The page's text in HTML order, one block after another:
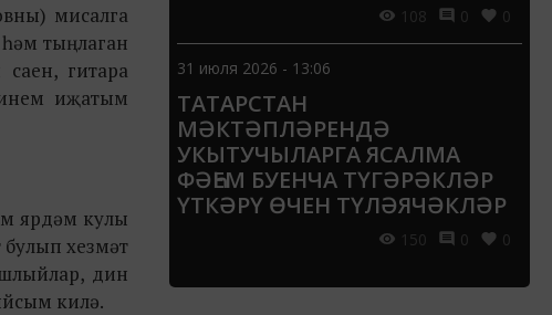
мисалга
тыңлаган
гитара
иҗатым
ярдәм кулы
булып хезмәт
дин
килә.
108 0 0
31 июля 2026 - 13:06
ТАТАРСТАН
МӘКТӘПЛӘРЕНДӘ
УКЫТУЧЫЛАРГА ЯСАЛМА
ФӘҺЕМ БУЕНЧА ТҮГӘРӘКЛӘР
ҮТКӘРҮ ӨЧЕН ТҮЛӘЯЧӘКЛӘР
150 0 0